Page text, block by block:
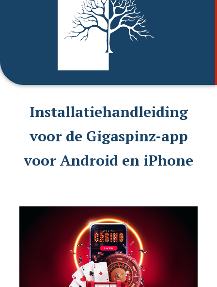
Installatiehandleiding
voor de Gigaspinz-app
voor Android en iPhone